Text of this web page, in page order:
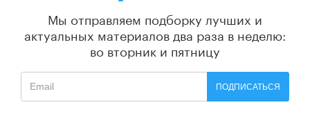
Мы отправляем подборку лучших и
актуальных материалов два раза в неделю:
во вторник и пятницу
ПОДПИСАТЬСЯ